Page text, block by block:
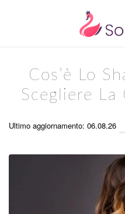
Cos’è Lo
Scegliere La
Ultimo aggiornamento: 06.08.26